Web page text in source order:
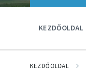
KEZDŐOLDAL
KEZDŐOLDAL